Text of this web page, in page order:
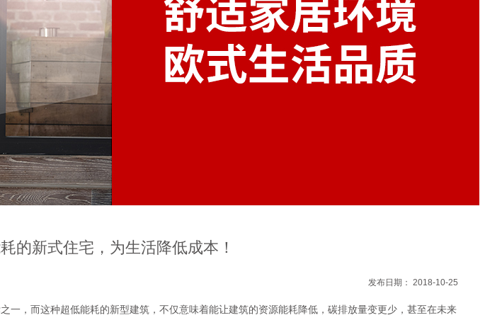
的新式住宅，为生活降低成本！
发布日期： 2018-10-25
，而这种超低能耗的新型建筑，不仅意味着能让建筑的资源能耗降低，碳排放量变更少，甚至在未来